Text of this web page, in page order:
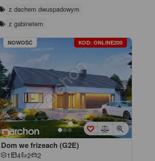
z dachem dwuspadowym
z gabinetem
NOWOŚĆ KOD: ONLINE200
Dom we frizeach (G2E)
1 4 2 2